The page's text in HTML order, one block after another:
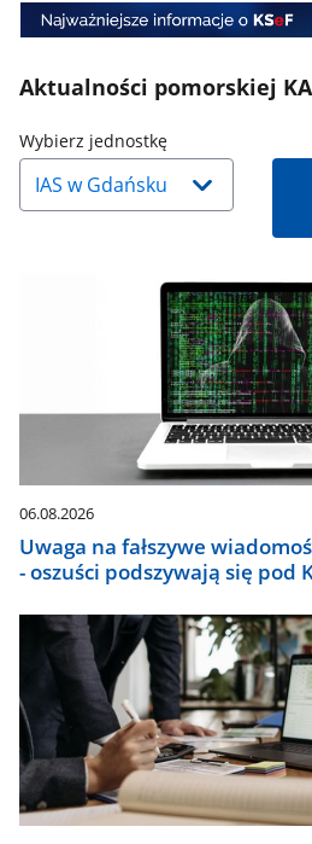
Mini
Banner
Aktualności pomorskiej
Wybierz jednostkęNaciśnij
strzałkę
dół,
odpowiednią
pozycję.
Dane
zaktualizują
się
automatycznie.
06.08.2026
Uwaga na fałszywe
- oszuści podszywają się pod